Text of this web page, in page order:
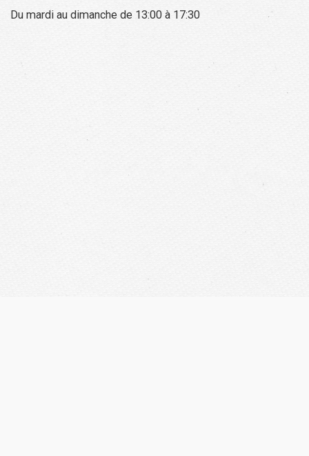
Du mardi au dimanche de 13:00 à 17:30